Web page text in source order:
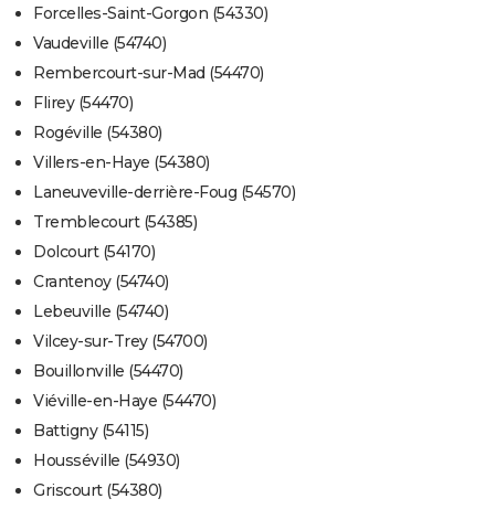
Forcelles-Saint-Gorgon (54330)
Vaudeville (54740)
Rembercourt-sur-Mad (54470)
Flirey (54470)
Rogéville (54380)
Villers-en-Haye (54380)
Laneuveville-derrière-Foug (54570)
Tremblecourt (54385)
Dolcourt (54170)
Crantenoy (54740)
Lebeuville (54740)
Vilcey-sur-Trey (54700)
Bouillonville (54470)
Viéville-en-Haye (54470)
Battigny (54115)
Housséville (54930)
Griscourt (54380)